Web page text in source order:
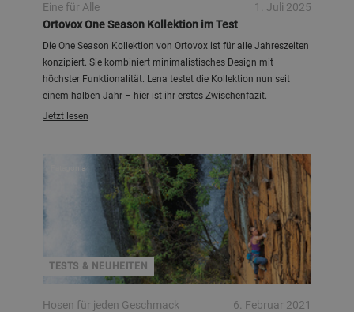
Eine für Alle
1. Juli 2025
Ortovox One Season Kollektion im Test
Die One Season Kollektion von Ortovox ist für alle Jahreszeiten
konzipiert. Sie kombiniert minimalistisches Design mit
höchster Funktionalität. Lena testet die Kollektion nun seit
einem halben Jahr – hier ist ihr erstes Zwischenfazit.
Jetzt lesen
TESTS & NEUHEITEN
Patagonia
Hosen für jeden Geschmack
6. Februar 2021